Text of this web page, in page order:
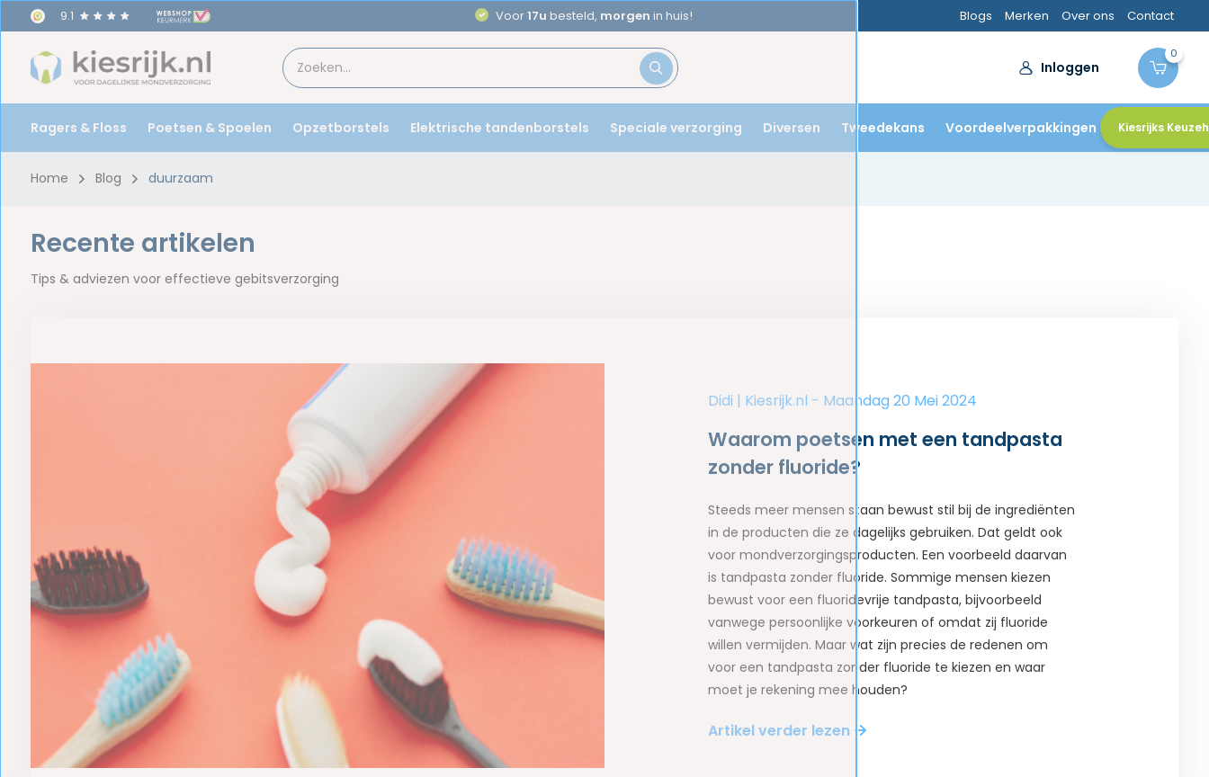
9.1 Voor17u besteld, morgen in huis! Blogs Merken Over ons Contact
Inloggen
0
Ragers & Floss Poetsen & Spoelen Opzetborstels Elektrische tandenborstels Speciale verzorging Diversen Tweedekans Voordeelverpakkingen Kiesrijks
Home Blog duurzaam
Recente artikelen
Tips & adviezen voor effectieve gebitsverzorging
Didi | Kiesrijk.nl - Maandag 20 Mei 2024
Waarom poetsen met een tandpasta
zonder fluoride?
Steeds meer mensen staan bewust stil bij de ingrediënten
in de producten die ze dagelijks gebruiken. Dat geldt ook
voor mondverzorgingsproducten. Een voorbeeld daarvan
is tandpasta zonder fluoride. Sommige mensen kiezen
bewust voor een fluoridevrije tandpasta, bijvoorbeeld
vanwege persoonlijke voorkeuren of omdat zij fluoride
willen vermijden. Maar wat zijn precies de redenen om
voor een tandpasta zonder fluoride te kiezen en waar
moet je rekening mee houden?
Artikel verder lezen